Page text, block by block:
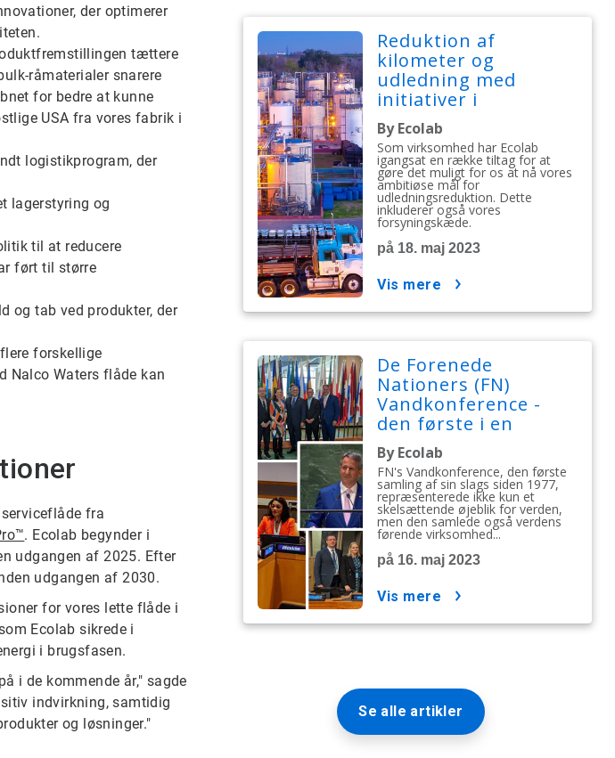
der optimerer
tættere
råmaterialer snarere
for bedre at kunne
USA fra vores fabrik i
logistikprogram, der
lagerstyring og
til at reducere
ført til større
og tab ved produkter, der
forskellige
Nalco Waters flåde kan
fra
. Ecolab begynder i
udgangen af 2025. Efter
udgangen af 2030.
for vores lette flåde i
Ecolab sikrede i
i brugsfasen.
i de kommende år," sagde
indvirkning, samtidig
og løsninger."
Reduktion af
kilometer og
udledning med
initiativer i
forsyningskæden
By Ecolab
Som virksomhed har Ecolab
igangsat en række tiltag for at
gøre det muligt for os at nå vores
ambitiøse mål for
udledningsreduktion. Dette
inkluderer også vores
forsyningskæde.
på 18. maj 2023
vis mere
De Forenede
Nationers (FN)
Vandkonference -
den første i en
generation -
understreger den
afgørende rolle, som
virksomheder spiller
i vandrelaterede
handlinger.
By Ecolab
FN's Vandkonference, den første
samling af sin slags siden 1977,
repræsenterede ikke kun et
skelsættende øjeblik for verden,
men den samlede også verdens
førende virksomhed...
på 16. maj 2023
vis mere
Se alle artikler